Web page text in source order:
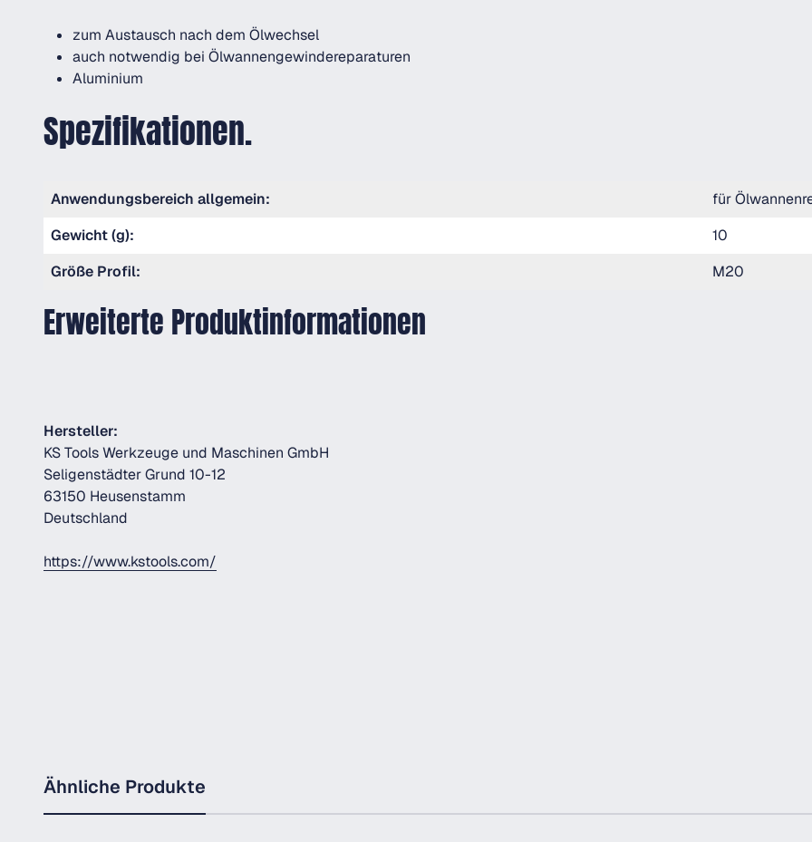
zum Austausch nach dem Ölwechsel
auch notwendig bei Ölwannengewindereparaturen
Aluminium
Spezifikationen.
Anwendungsbereich allgemein:
für
Gewicht (g):
10
Größe Profil:
M20
Erweiterte Produktinformationen
Hersteller:
KS Tools Werkzeuge und Maschinen GmbH
Seligenstädter Grund 10-12
63150 Heusenstamm
Deutschland
https://www.kstools.com/
Ähnliche Produkte